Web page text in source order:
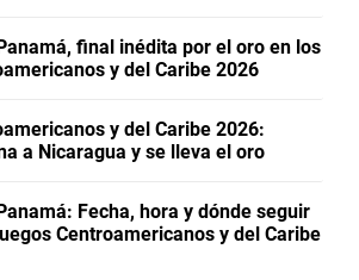
final inédita por el oro en los
y del Caribe 2026
y del Caribe 2026:
a Nicaragua y se lleva el oro
Fecha, hora y dónde seguir
Centroamericanos y del Caribe